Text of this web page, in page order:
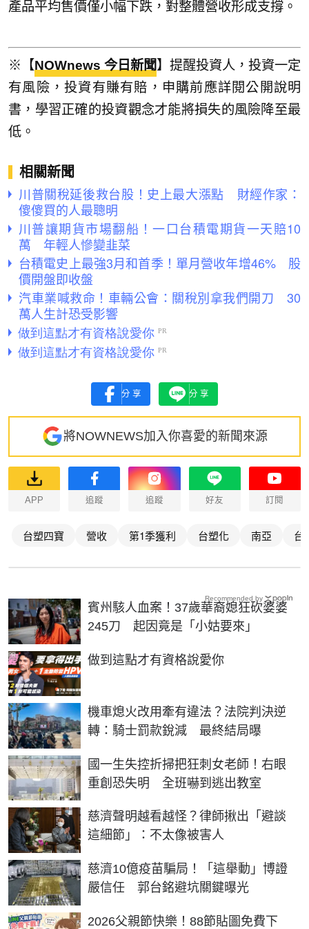
產品平均售價僅小幅下跌，對整體營收形成支撐。
※【NOWnews 今日新聞】提醒投資人，投資一定
有風險，投資有賺有賠，申購前應詳閱公開說明
書，學習正確的投資觀念才能將損失的風險降至最
低。
相關新聞
川普關稅延後救台股！史上最大漲點 財經作家：
傻傻買的人最聰明
川普讓期貨市場翻船！一口台積電期貨一天賠10
萬 年輕人慘變韭菜
台積電史上最強3月和首季！單月營收年增46% 股
價開盤即收盤
汽車業喊救命！車輛公會：關稅別拿我們開刀 30
萬人生計恐受影響
分享 分享
將NOWNEWS加入你喜愛的新聞來源
APP 追蹤 追蹤 好友 訂閱
台塑四寶 營收 第1季獲利 台塑化 南亞 台
賓州駭人血案！37歲華裔媳狂砍婆婆
245刀 起因竟是「小姑要來」
做到這點才有資格說愛你
PR
機車熄火改用牽有違法？法院判決逆
轉：騎士罰款銳減 最終結局曝
國一生失控折掃把狂刺女老師！右眼
重創恐失明 全班嚇到逃出教室
慈濟聲明越看越怪？律師揪出「避談
這細節」：不太像被害人
慈濟10億疫苗騙局！「這舉動」博證
嚴信任 郭台銘避坑關鍵曝光
2026父親節快樂！88節貼圖免費下
Recommended by